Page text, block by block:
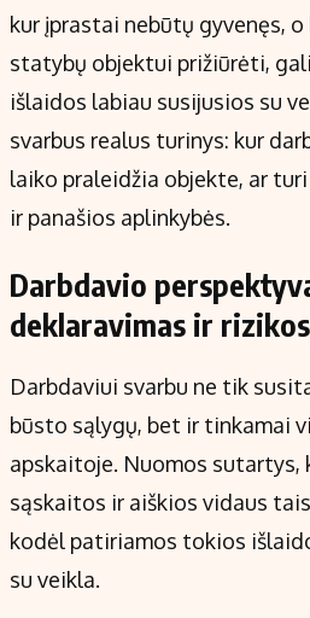
kur įprastai nebūtų gyvenęs,
statybų objektui prižiūrėti,
išlaidos labiau susijusios su
svarbus realus turinys: kur
laiko praleidžia objekte, ar
ir panašios aplinkybės.
Darbdavio
deklaravimas ir rizikos
Darbdaviui svarbu ne tik
būsto sąlygų, bet ir tinkamai
apskaitoje. Nuomos sutartys,
sąskaitos ir aiškios vidaus
kodėl patiriamos tokios
su veikla.